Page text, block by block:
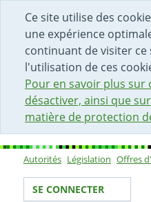
Ce site utilise des
une expérience
continuant de visiter ce
l'utilisation de ces
Pour en savoir plus sur
désactiver, ainsi que
matière de protection
DÉBUT DU CONTENU
ACCÈS AU CHAMP DE
PAGE D'ACCUEIL
FORMULAIRE DE
Sous-
Autorités Législation Offres
Votre identité
SE CONNECTER